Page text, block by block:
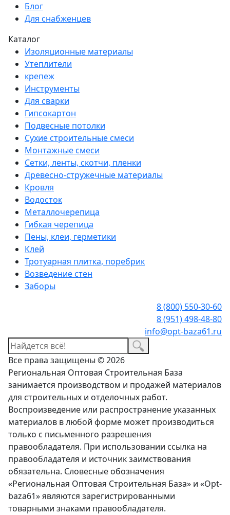
Блог
Для снабженцев
Каталог
Изоляционные материалы
Утеплители
крепеж
Инструменты
Для сварки
Гипсокартон
Подвесные потолки
Сухие строительные смеси
Монтажные смеси
Сетки, ленты, скотчи, пленки
Древесно-стружечные материалы
Кровля
Водосток
Металлочерепица
Гибкая черепица
Пены, клеи, герметики
Клей
Тротуарная плитка, поребрик
Возведение стен
Заборы
8 (800) 550-30-60
8 (951) 498-48-80
info@opt-baza61.ru
Все права защищены © 2026
Региональная Оптовая Строительная База
занимается производством и продажей материалов
для строительных и отделочных работ.
Воспроизведение или распространение указанных
материалов в любой форме может производиться
только с письменного разрешения
правообладателя. При использовании ссылка на
правообладателя и источник заимствования
обязательна. Словесные обозначения
«Региональная Оптовая Строительная База» и «Opt-
baza61» являются зарегистрированными
товарными знаками правообладателя.